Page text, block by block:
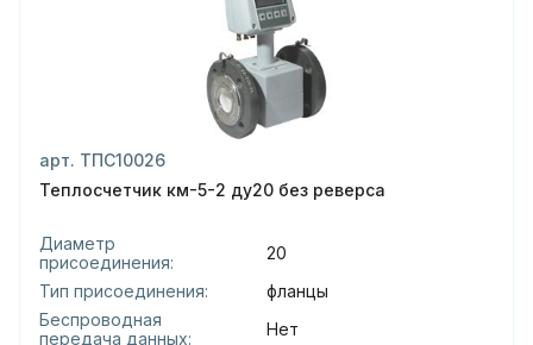
арт. ТПС10026
Теплосчетчик км-5-2 ду20 без реверса
Диаметр
присоединения:
20
Тип присоединения:
фланцы
Беспроводная
передача данных:
Нет